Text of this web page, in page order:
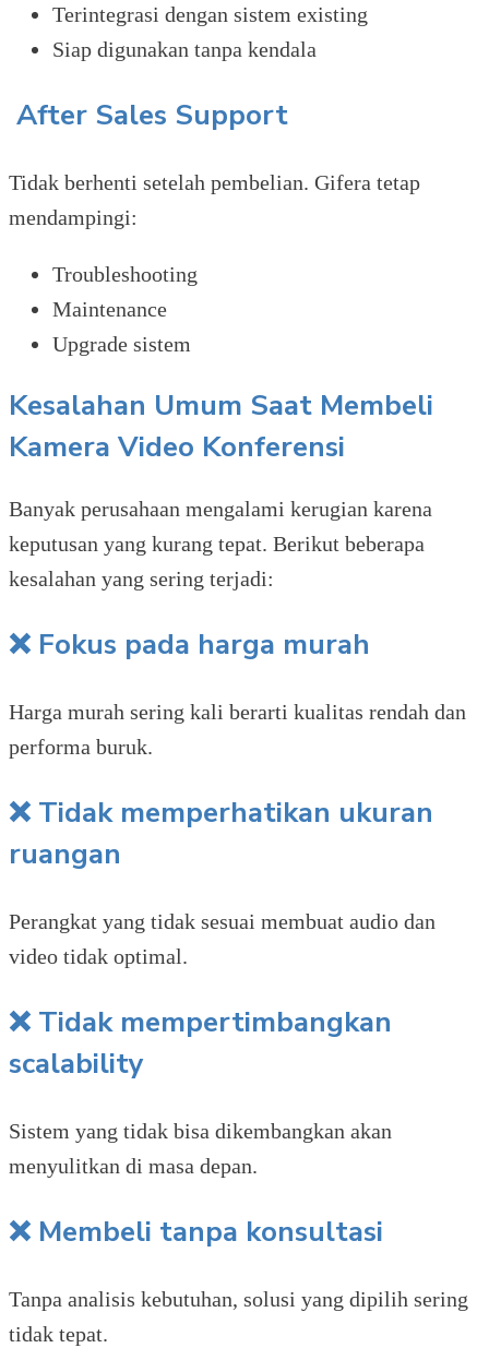
Terintegrasi dengan sistem existing
Siap digunakan tanpa kendala
After Sales Support
Tidak berhenti setelah pembelian. Gifera tetap
mendampingi:
Troubleshooting
Maintenance
Upgrade sistem
Kesalahan Umum Saat Membeli
Kamera Video Konferensi
Banyak perusahaan mengalami kerugian karena
keputusan yang kurang tepat. Berikut beberapa
kesalahan yang sering terjadi:
❌ Fokus pada harga murah
Harga murah sering kali berarti kualitas rendah dan
performa buruk.
❌ Tidak memperhatikan ukuran
ruangan
Perangkat yang tidak sesuai membuat audio dan
video tidak optimal.
❌ Tidak mempertimbangkan
scalability
Sistem yang tidak bisa dikembangkan akan
menyulitkan di masa depan.
❌ Membeli tanpa konsultasi
Tanpa analisis kebutuhan, solusi yang dipilih sering
tidak tepat.